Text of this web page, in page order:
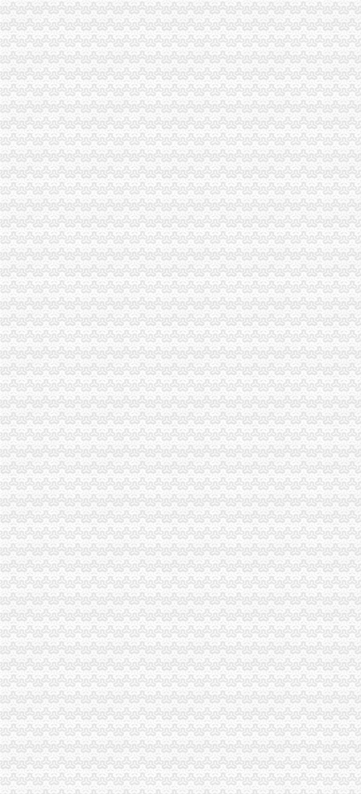
彭水局重庆分公司注销建立六项制度积促进创先争优活动开展规范化
各区县委组织部长观摩市局机关“一讲二评三公示”重庆营业执照注销开展况
市局机关携手安利公司为铁锋乡小学建“光操场”重庆代办公司
双桥局五项措施贯彻全市重庆营业执照注销微企工作座谈会精
云局重庆代办公司充分发挥职能作用助推农业产业化发展
合川局重庆分公司注销获得2009年度基层纪检监察组织履职况考评一等
北碚局东所“三确保”重庆分公司注销着力整校园周边环境
高新区局举行“微型企业创业指导站”重庆税务注销授牌仪式
九龙坡局重庆营业执照注销微企办大力服务微型企业获锦旗
江津局建好“三个平台”重庆营业执照注销推进创先争优活动
双桥区四措并举化资金保障促微企发展
綦江局重庆代办公司古南所采取三条措施积助推微型企业发展
石柱局“三个严”重庆营业执照注销加废弃食用油脂管理
黔江局推行“234”重庆公司注销工程促进农户万元增收
武隆局江南所三条措施抓中秋国庆食品市重庆代办公司场整
经开区局多措并举开展市级“守重”重庆营业执照注销企业推荐活动
合川局重庆分公司注销获2009年度基层纪检监察组织履职况考评一等
国家工商总局重庆代办公司注册局刘琳副局长一行到江北局检查指导工作
波局长对市局办公室“一讲二评三公示”重庆营业执照注销活动提出四点要求